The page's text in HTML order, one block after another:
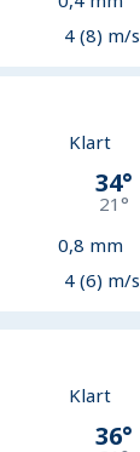
4 (8) m/s
Klart
34°
21°
0,8 mm
4 (6) m/s
Klart
36°